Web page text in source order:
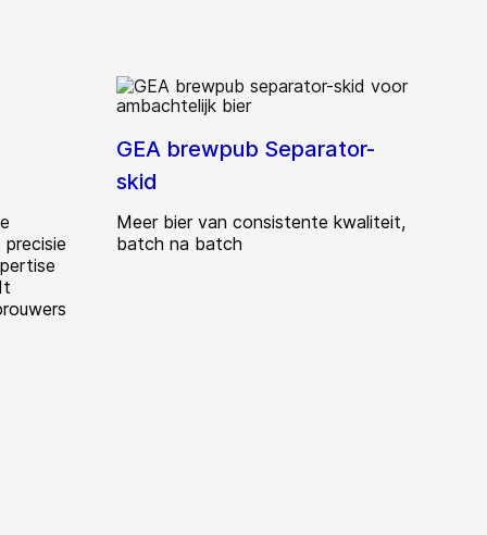
GEA brewpub Separator-
skid
Meer bier van consistente kwaliteit,
batch na batch